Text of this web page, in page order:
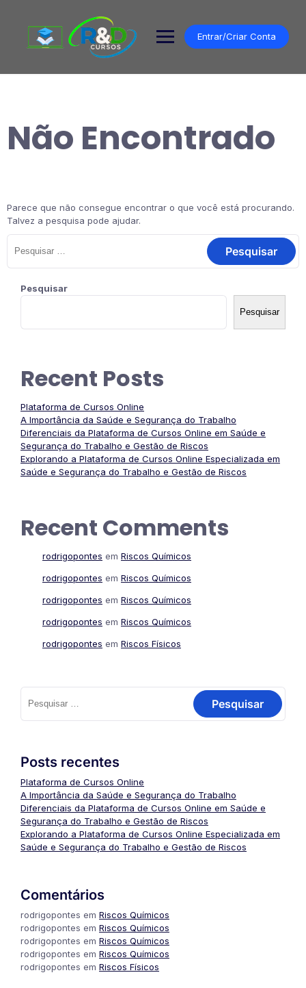
conteúdo
Entrar/Criar Conta
Não Encontrado
Parece que não consegue encontrar o que você está procurando.
Talvez a pesquisa pode ajudar.
Pesquisar
por:
Pesquisar
Pesquisar
Recent Posts
Plataforma de Cursos Online
A Importância da Saúde e Segurança do Trabalho
Diferenciais da Plataforma de Cursos Online em Saúde e
Segurança do Trabalho e Gestão de Riscos
Explorando a Plataforma de Cursos Online Especializada em
Saúde e Segurança do Trabalho e Gestão de Riscos
Recent Comments
rodrigopontes em Riscos Químicos
rodrigopontes em Riscos Químicos
rodrigopontes em Riscos Químicos
rodrigopontes em Riscos Químicos
rodrigopontes em Riscos Físicos
Pesquisar
por:
Posts recentes
Plataforma de Cursos Online
A Importância da Saúde e Segurança do Trabalho
Diferenciais da Plataforma de Cursos Online em Saúde e
Segurança do Trabalho e Gestão de Riscos
Explorando a Plataforma de Cursos Online Especializada em
Saúde e Segurança do Trabalho e Gestão de Riscos
Comentários
rodrigopontes em Riscos Químicos
rodrigopontes em Riscos Químicos
rodrigopontes em Riscos Químicos
rodrigopontes em Riscos Químicos
rodrigopontes em Riscos Físicos